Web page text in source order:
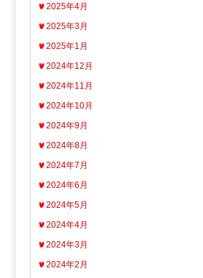
2025年4月
2025年3月
2025年1月
2024年12月
2024年11月
2024年10月
2024年9月
2024年8月
2024年7月
2024年6月
2024年5月
2024年4月
2024年3月
2024年2月